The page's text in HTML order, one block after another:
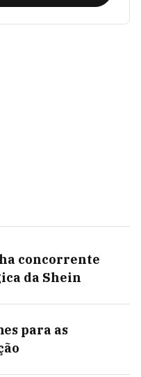
concorrente
da Shein
para as